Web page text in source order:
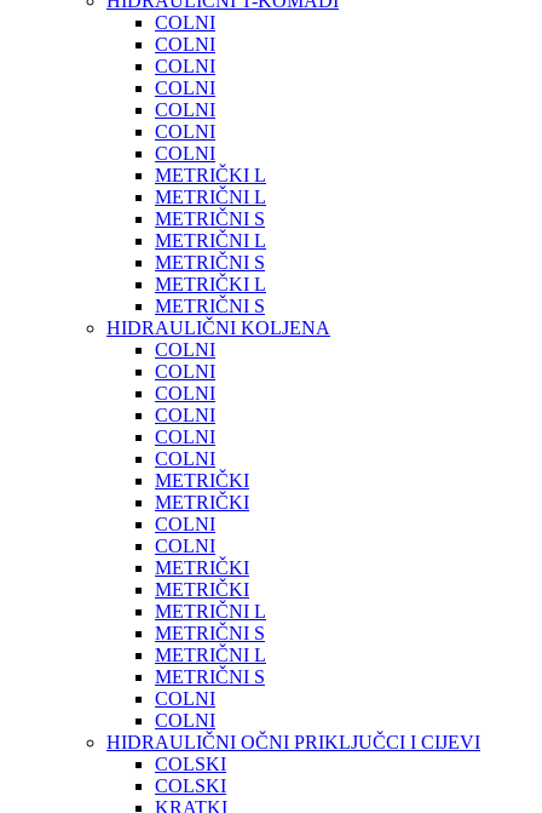
COLNI
COLNI
COLNI
COLNI
COLNI
COLNI
COLNI
METRIČKI L
METRIČNI L
METRIČNI S
METRIČNI L
METRIČNI S
METRIČKI L
METRIČNI S
HIDRAULIČNI KOLJENA
COLNI
COLNI
COLNI
COLNI
COLNI
COLNI
METRIČKI
METRIČKI
COLNI
COLNI
METRIČKI
METRIČKI
METRIČNI L
METRIČNI S
METRIČNI L
METRIČNI S
COLNI
COLNI
HIDRAULIČNI OČNI PRIKLJUČCI I CIJEVI
COLSKI
COLSKI
KRATKI